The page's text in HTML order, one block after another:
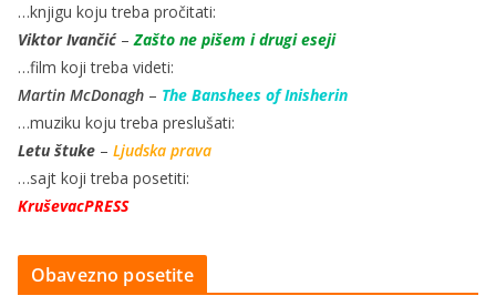
…knjigu koju treba pročitati:
Viktor Ivančić–Zašto ne pišem i drugi eseji
…film koji treba videti:
Martin McDonagh – The Banshees of Inisherin
…muziku koju treba preslušati:
Letu štuke – Ljudska prava
…sajt koji treba posetiti:
KruševacPRESS
Obavezno posetite